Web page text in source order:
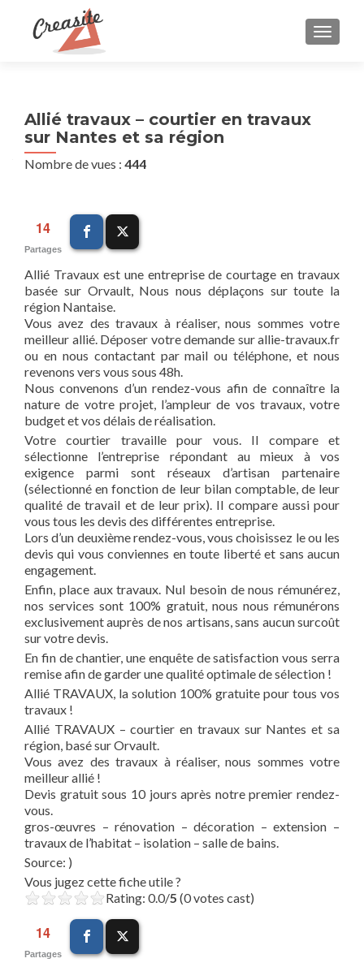
Allié travaux – courtier en travaux
sur Nantes et sa région
Nombre de vues : 444
14
Partages
Allié Travaux est une entreprise de courtage en travaux
basée sur Orvault, Nous nous déplaçons sur toute la
région Nantaise.
Vous avez des travaux à réaliser, nous sommes votre
meilleur allié. Déposer votre demande sur allie-travaux.fr
ou en nous contactant par mail ou téléphone, et nous
revenons vers vous sous 48h.
Nous convenons d’un rendez-vous afin de connaître la
nature de votre projet, l’ampleur de vos travaux, votre
budget et vos délais de réalisation.
Votre courtier travaille pour vous. Il compare et
sélectionne l’entreprise répondant au mieux à vos
exigence parmi sont réseaux d’artisan partenaire
(sélectionné en fonction de leur bilan comptable, de leur
qualité de travail et de leur prix). Il compare aussi pour
vous tous les devis des différentes entreprise.
Lors d’un deuxième rendez-vous, vous choisissez le ou les
devis qui vous conviennes en toute liberté et sans aucun
engagement.
Enfin, place aux travaux. Nul besoin de nous rémunérez,
nos services sont 100% gratuit, nous nous rémunérons
exclusivement auprès de nos artisans, sans aucun surcoût
sur votre devis.
En fin de chantier, une enquête de satisfaction vous serra
remise afin de garder une qualité optimale de sélection !
Allié TRAVAUX, la solution 100% gratuite pour tous vos
travaux !
Allié TRAVAUX – courtier en travaux sur Nantes et sa
région, basé sur Orvault.
Vous avez des travaux à réaliser, nous sommes votre
meilleur allié !
Devis gratuit sous 10 jours après notre premier rendez-
vous.
gros-œuvres – rénovation – décoration – extension –
travaux de l’habitat – isolation – salle de bains.
Source: )
Vous jugez cette fiche utile ?
Rating: 0.0/5 (0 votes cast)
14
Partages